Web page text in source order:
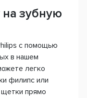
на зубную
с помощью
в нашем
легко
филипс или
щетки прямо